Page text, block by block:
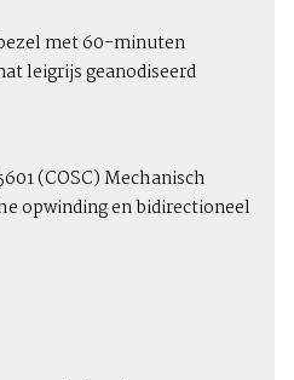
met 60-minuten
leigrijs geanodiseerd
(COSC) Mechanisch
opwinding en bidirectioneel